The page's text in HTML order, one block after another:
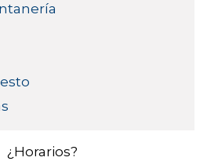
¿Horarios?